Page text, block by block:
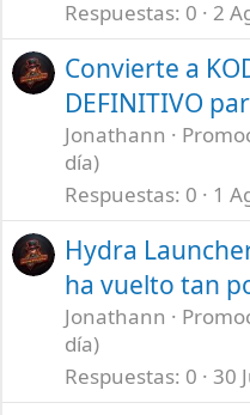
Respuestas 0 2
Convierte a
DEFINITIVO
Jonathann
día)
Respuestas 0 1
Hydra
ha vuelto tan
Jonathann
día)
Respuestas 0 30